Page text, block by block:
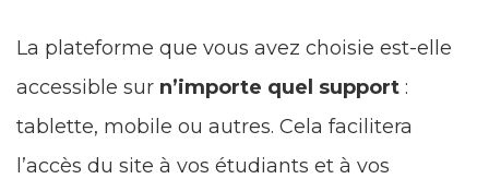
La plateforme que vous avez choisie est-elle
accessible sur n’importe quel support :
tablette, mobile ou autres. Cela facilitera
l’accès du site à vos étudiants et à vos